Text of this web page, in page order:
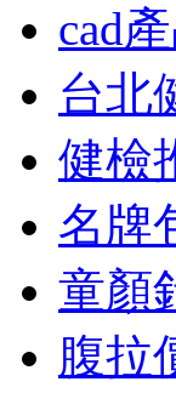
cad
台北
健檢
名牌
童顏
腹拉